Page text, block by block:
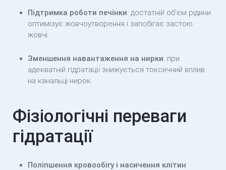
Підтримка роботи печінки: достатній об’єм рідини
оптимізує жовчоутворення і запобігає застою
жовчі.
Зменшення навантаження на нирки: при
адекватній гідратації знижується токсичний вплив
на канальці нирок.
Фізіологічні переваги
гідратації
Поліпшення кровообігу і насичення клітин